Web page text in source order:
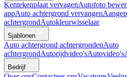
Kentekenplaat vervagenAutofoto
appAuto achtergrond vervangen
achtergrondAutokleurwisselaar
Sjablonen
Auto achtergrond achtergrondenAuto
achtergrondAutorijdvideo'sAutovideo's
Bedrijf